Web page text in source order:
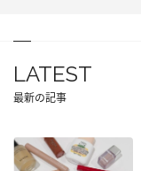
LATEST
最新の記事